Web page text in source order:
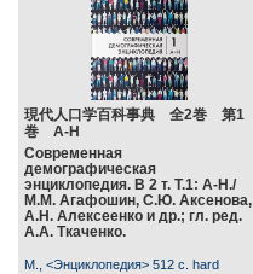
現代人口学百科事典 全2巻 第1
巻 А-Н
Современная
демографическая
энциклопедия. В 2 т. Т.1: А-Н./
М.М. Агафошин, С.Ю. Аксенова,
А.Н. Алексеенко и др.; гл. ред.
А.А. Ткаченко.
М., <Энциклопедия> 512 c. hard